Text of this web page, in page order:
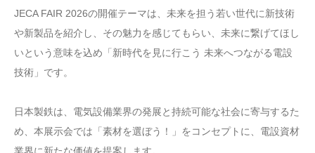
JECA FAIR 2026の開催テーマは、未来を担う若い世代に新技術
や新製品を紹介し、その魅力を感じてもらい、未来に繋げてほし
いという意味を込め「新時代を見に行こう 未来へつながる電設
技術」です。
日本製鉄は、電気設備業界の発展と持続可能な社会に寄与するた
め、本展示会では「素材を選ぼう！」をコンセプトに、電設資材
業界に新たな価値を提案します。